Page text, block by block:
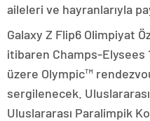
aileleri ve hayranlarıyla
Galaxy Z Flip6 Olimpiyat
itibaren Champs-Elysees
üzere Olympic™
sergilenecek.
Uluslararası Paralimpik